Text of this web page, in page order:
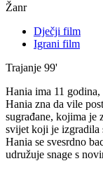
Žanr
Dječji film
Igrani film
Trajanje 99'
Hania ima 11
Hania zna da vile
sugrađane, kojima je
svijet koji je izgradila
Hania se svesrdno
udružuje snage s